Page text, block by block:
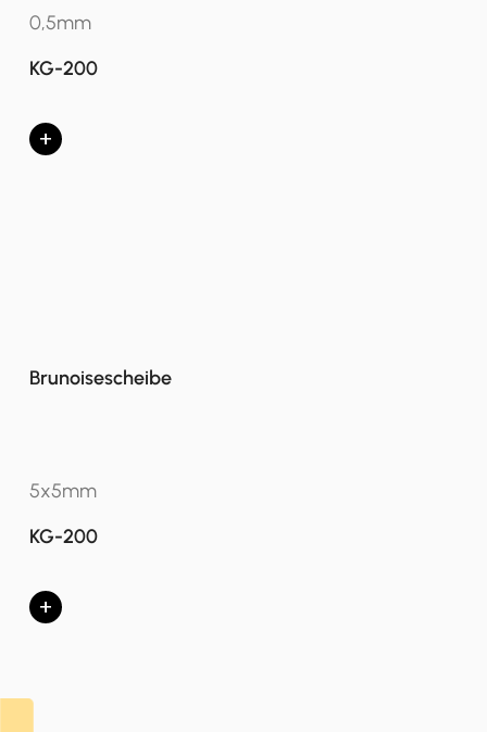
0,5mm
KG-200
+
Brunoisescheibe
5x5mm
KG-200
+